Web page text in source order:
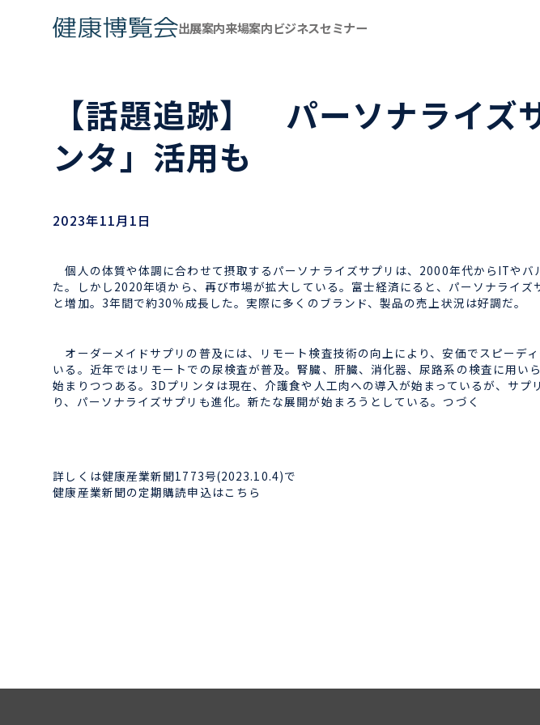
出展案内来場案内ビジネスセミナー
【話題追跡】 パーソナライズ
ンタ」活用も
2023年11月1日
個人の体質や体調に合わせて摂取するパーソナライズサプリは、2000年代からITや
た。しかし2020年頃から、再び市場が拡大している。富士経済にると、パーソナラ
と増加。3年間で約30％成長した。実際に多くのブランド、製品の売上状況は好調だ。
オーダーメイドサプリの普及には、リモート検査技術の向上により、安価でスピーデ
いる。近年ではリモートでの尿検査が普及。腎臓、肝臓、消化器、尿路系の検査に用
始まりつつある。3Dプリンタは現在、介護食や人工肉への導入が始まっているが、サ
り、パーソナライズサプリも進化。新たな展開が始まろうとしている。つづく
詳しくは健康産業新聞1773号(2023.10.4)で
健康産業新聞の定期購読申込はこちら